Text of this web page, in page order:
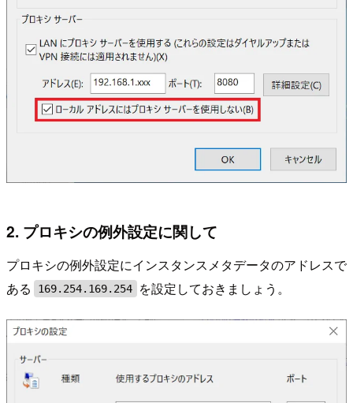
2. プロキシの例外設定に関して
プロキシの例外設定にインスタンスメタデータのアドレスで
ある
169.254.169.254 を設定しておきましょう。